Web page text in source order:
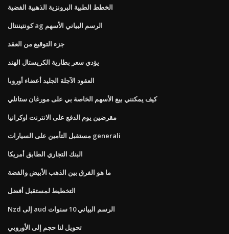
الخطط الطبية البرونزية الذهبية الفضية
كونتيننتال ag الرسم البياني الأسهم
جزء التوقيع من العقد
يؤدي سعر بطارية الكريستال الهند
العقود الآجلة الجليد أعضاء أوروبا
كيف يمكنني بيع الأسهم الخاصة بي على مورغان ستانلي
مقرضين يوم الدفع على الانترنت اوكرانيا
مستقبل التأمين على السيارات generali
البنك التجاري الطابق أمريكا
ما هو الفرق بين الذهب الأبيض والفضة
التخطيط لمستقبل أفضل
Nzd إلى aud الرسم البياني 10 سنوات
تحويل لنا حجم إلى الأوروبي